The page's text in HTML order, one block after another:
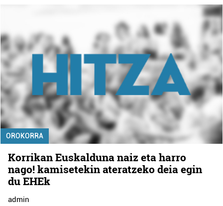
OROKORRA
Korrikan Euskalduna naiz eta harro
nago! kamisetekin ateratzeko deia egin
du EHEk
admin